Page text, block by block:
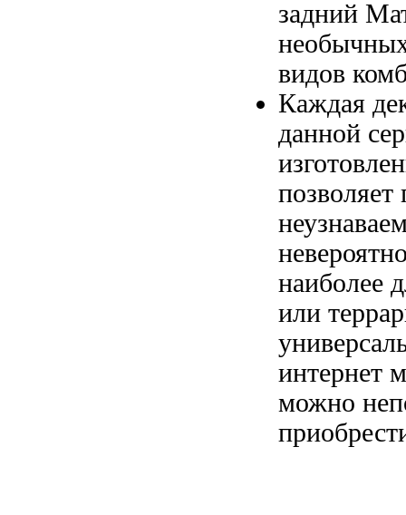
задний
видов
Каждая
данной
наиболее
или
интернет
можно